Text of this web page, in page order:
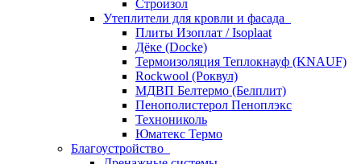
Строизол
Утеплители для кровли и фасада
Плиты Изоплат / Isoplaat
Дёке (Docke)
Термоизоляция Теплокнауф (KNAUF)
Rockwool (Роквул)
МДВП Белтермо (Белплит)
Пенополистерол Пеноплэкс
Технониколь
Юматекс Термо
Благоустройство